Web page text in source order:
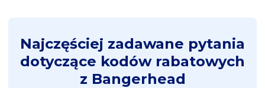
Najczęściej zadawane pytania
dotyczące kodów rabatowych
z Bangerhead